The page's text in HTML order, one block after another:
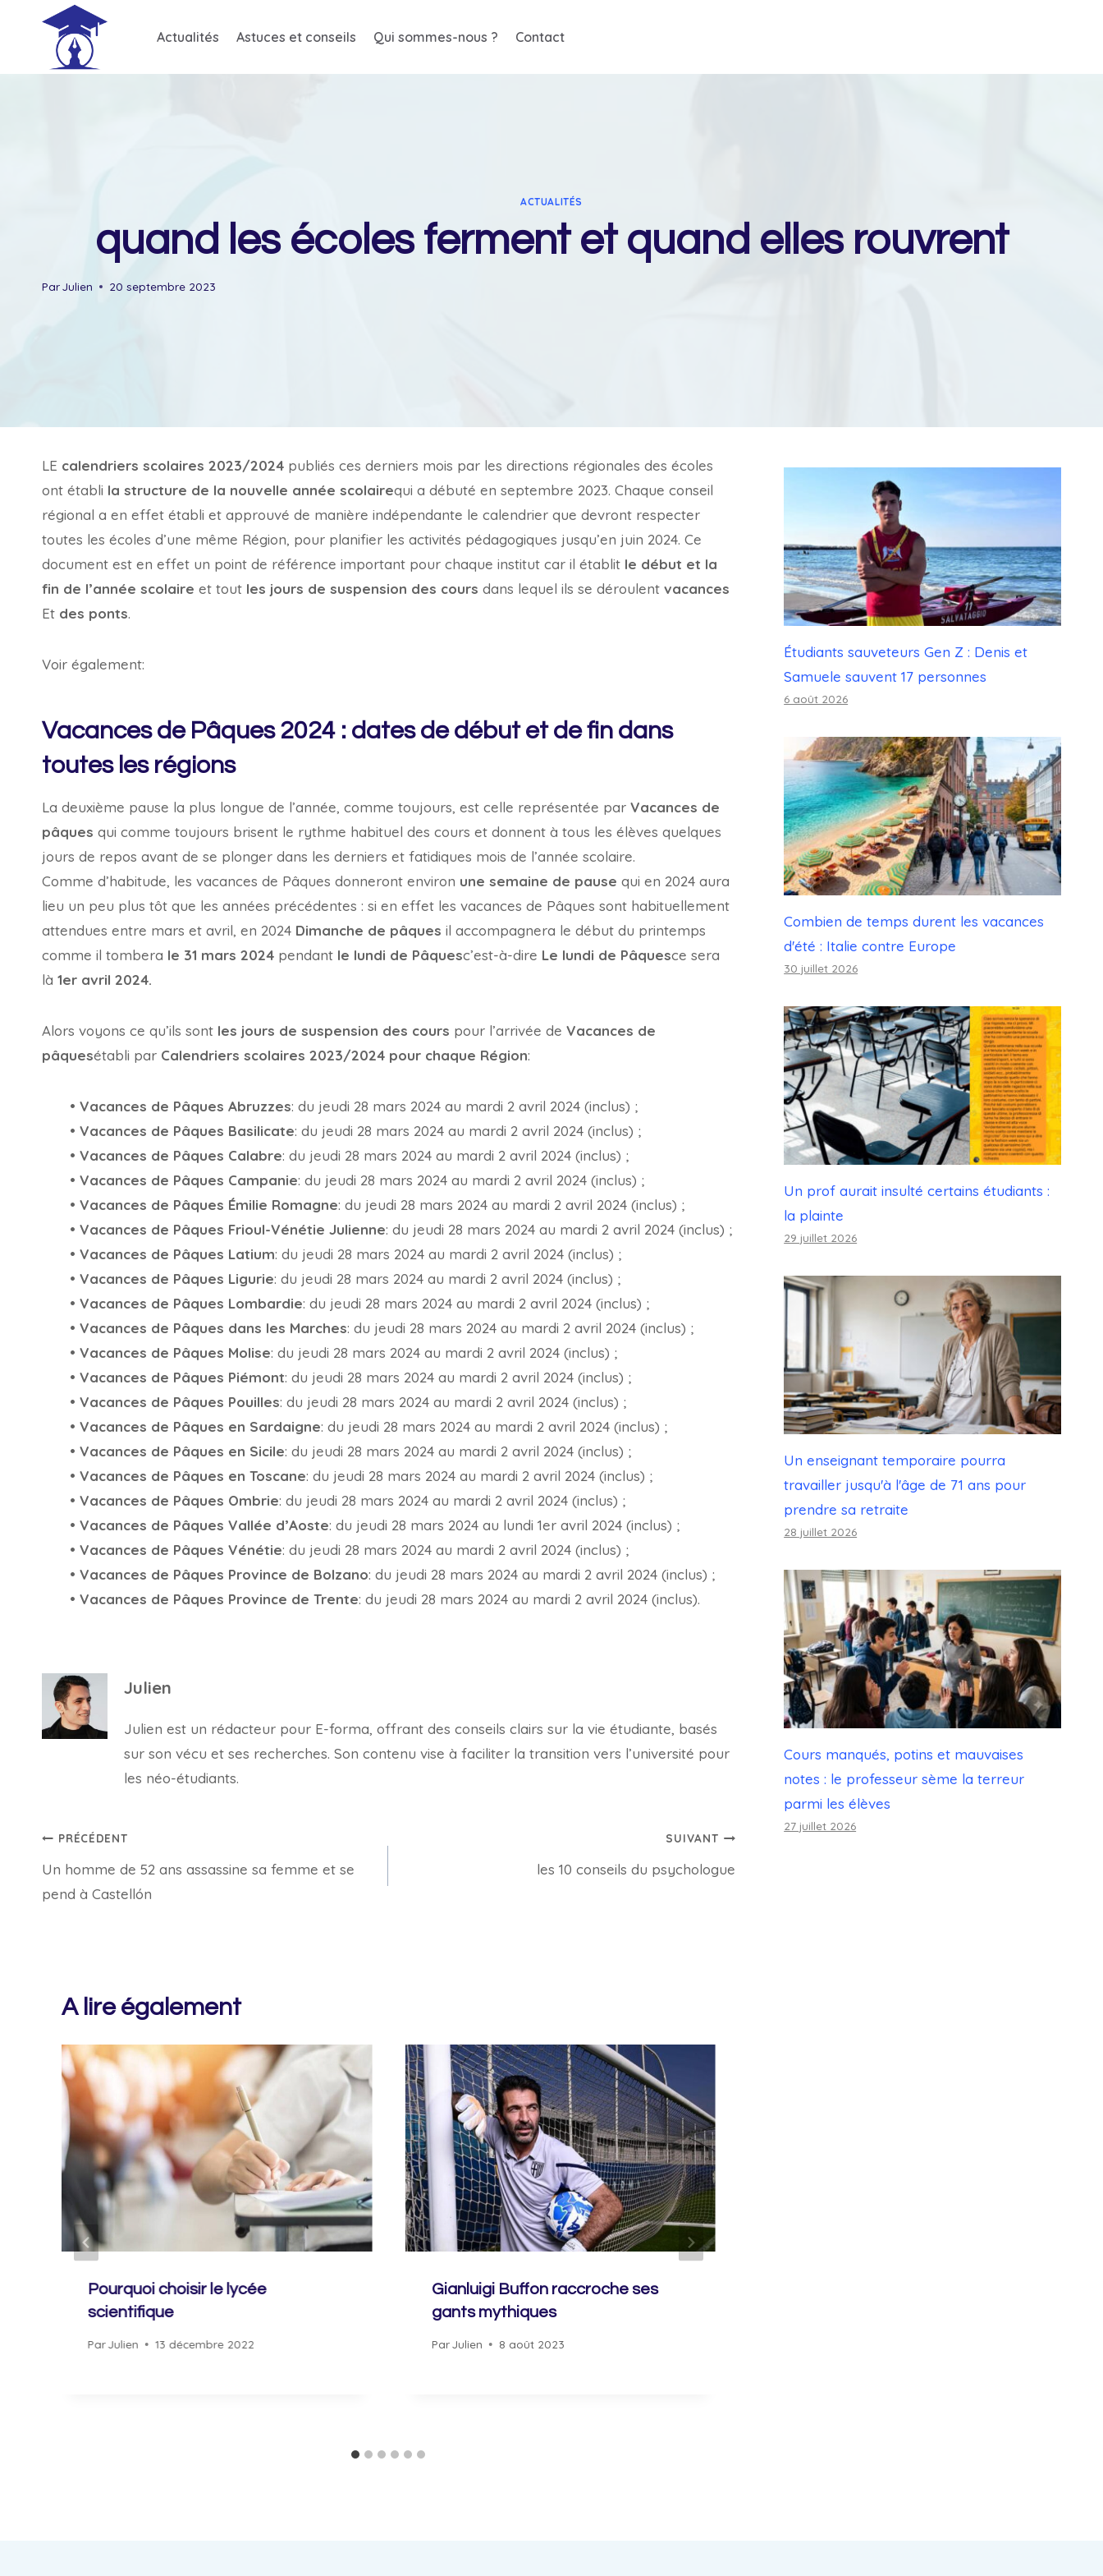
Actualités Astuces et conseils Qui sommes-nous ? Contact
ACTUALITÉS
quand les écoles ferment et quand elles rouvrent
ParJulien 20 septembre 2023
LE calendriers scolaires 2023/2024 publiés ces derniers mois par les directions régionales des écoles
ont établi la structure de la nouvelle année scolairequi a débuté en septembre 2023. Chaque conseil
régional a en effet établi et approuvé de manière indépendante le calendrier que devront respecter
toutes les écoles d’une même Région, pour planifier les activités pédagogiques jusqu’en juin 2024. Ce
document est en effet un point de référence important pour chaque institut car il établit le début et la
fin de l’année scolaire et tout les jours de suspension des cours dans lequel ils se déroulent vacances
Et des ponts.
Voir également:
Vacances de Pâques 2024 : dates de début et de fin dans
toutes les régions
La deuxième pause la plus longue de l’année, comme toujours, est celle représentée par Vacances de
pâques qui comme toujours brisent le rythme habituel des cours et donnent à tous les élèves quelques
jours de repos avant de se plonger dans les derniers et fatidiques mois de l’année scolaire.
Comme d’habitude, les vacances de Pâques donneront environ une semaine de pause qui en 2024 aura
lieu un peu plus tôt que les années précédentes : si en effet les vacances de Pâques sont habituellement
attendues entre mars et avril, en 2024 Dimanche de pâques il accompagnera le début du printemps
comme il tombera le 31 mars 2024 pendant le lundi de Pâquesc’est-à-dire Le lundi de Pâquesce sera
là 1er avril 2024.
Alors voyons ce qu’ils sont les jours de suspension des cours pour l’arrivée de Vacances de
pâquesétabli par Calendriers scolaires 2023/2024 pour chaque Région:
• Vacances de Pâques Abruzzes: du jeudi 28 mars 2024 au mardi 2 avril 2024 (inclus) ;
• Vacances de Pâques Basilicate: du jeudi 28 mars 2024 au mardi 2 avril 2024 (inclus) ;
• Vacances de Pâques Calabre: du jeudi 28 mars 2024 au mardi 2 avril 2024 (inclus) ;
• Vacances de Pâques Campanie: du jeudi 28 mars 2024 au mardi 2 avril 2024 (inclus) ;
• Vacances de Pâques Émilie Romagne: du jeudi 28 mars 2024 au mardi 2 avril 2024 (inclus) ;
• Vacances de Pâques Frioul-Vénétie Julienne: du jeudi 28 mars 2024 au mardi 2 avril 2024 (inclus) ;
• Vacances de Pâques Latium: du jeudi 28 mars 2024 au mardi 2 avril 2024 (inclus) ;
• Vacances de Pâques Ligurie: du jeudi 28 mars 2024 au mardi 2 avril 2024 (inclus) ;
• Vacances de Pâques Lombardie: du jeudi 28 mars 2024 au mardi 2 avril 2024 (inclus) ;
• Vacances de Pâques dans les Marches: du jeudi 28 mars 2024 au mardi 2 avril 2024 (inclus) ;
• Vacances de Pâques Molise: du jeudi 28 mars 2024 au mardi 2 avril 2024 (inclus) ;
• Vacances de Pâques Piémont: du jeudi 28 mars 2024 au mardi 2 avril 2024 (inclus) ;
• Vacances de Pâques Pouilles: du jeudi 28 mars 2024 au mardi 2 avril 2024 (inclus) ;
• Vacances de Pâques en Sardaigne: du jeudi 28 mars 2024 au mardi 2 avril 2024 (inclus) ;
• Vacances de Pâques en Sicile: du jeudi 28 mars 2024 au mardi 2 avril 2024 (inclus) ;
• Vacances de Pâques en Toscane: du jeudi 28 mars 2024 au mardi 2 avril 2024 (inclus) ;
• Vacances de Pâques Ombrie: du jeudi 28 mars 2024 au mardi 2 avril 2024 (inclus) ;
• Vacances de Pâques Vallée d’Aoste: du jeudi 28 mars 2024 au lundi 1er avril 2024 (inclus) ;
• Vacances de Pâques Vénétie: du jeudi 28 mars 2024 au mardi 2 avril 2024 (inclus) ;
• Vacances de Pâques Province de Bolzano: du jeudi 28 mars 2024 au mardi 2 avril 2024 (inclus) ;
• Vacances de Pâques Province de Trente: du jeudi 28 mars 2024 au mardi 2 avril 2024 (inclus).
Julien
Julien est un rédacteur pour E-forma, offrant des conseils clairs sur la vie étudiante, basés
sur son vécu et ses recherches. Son contenu vise à faciliter la transition vers l’université pour
les néo-étudiants.
Navigation
de
l’article
PRÉCÉDENT
Un homme de 52 ans assassine sa femme et se
pend à Castellón
SUIVANT
les 10 conseils du psychologue
A lire également
Pourquoi choisir le lycée
scientifique
ParJulien 13 décembre 2022
Gianluigi Buffon raccroche ses
gants mythiques
Par Julien 8 août 2023
Étudiants sauveteurs Gen Z : Denis et
Samuele sauvent 17 personnes
6 août 2026
Combien de temps durent les vacances
d'été : Italie contre Europe
30 juillet 2026
Un prof aurait insulté certains étudiants :
la plainte
29 juillet 2026
Un enseignant temporaire pourra
travailler jusqu'à l'âge de 71 ans pour
prendre sa retraite
28 juillet 2026
Cours manqués, potins et mauvaises
notes : le professeur sème la terreur
parmi les élèves
27 juillet 2026